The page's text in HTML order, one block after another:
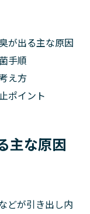
が出る主な原因
手順
え方
ポイント
主な原因
どが引き出し内